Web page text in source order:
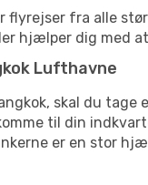
flyrejser fra alle
hjælper dig med
Lufthavne
skal du
til din
er en stor